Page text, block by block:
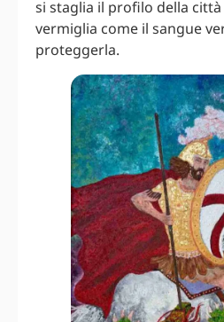
si staglia il profilo della città
vermiglia come il sangue
proteggerla.